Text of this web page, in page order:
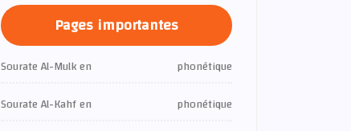
Pages importantes
Sourate Al-Mulk en
phonétique
Sourate Al-Kahf en
phonétique